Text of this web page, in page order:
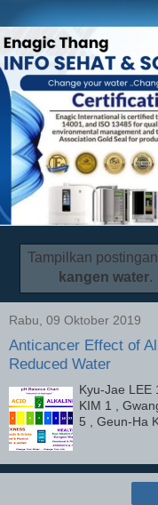
Tampilkan
kangen water.
Rabu, 09 Oktober 2019
Anticancer Effect of
Reduced Water
Kyu-Jae LEE
KIM 1 ,
5 , Geun-Ha